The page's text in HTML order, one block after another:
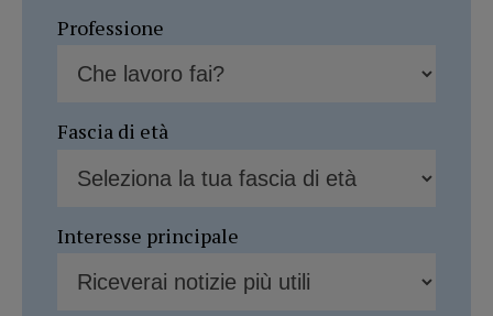
Professione
Fascia di età
Interesse principale